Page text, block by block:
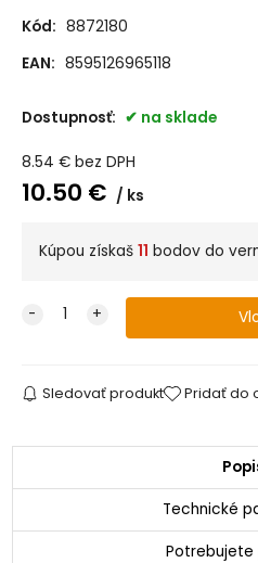
Kód: 8872180
EAN: 8595126965118
Dostupnosť: na sklade
8.54 € bez DPH
10.50 € ks
Kúpou získaš 11 bodov do
Sledovať produkt Pridať do
Technické
Potrebujete